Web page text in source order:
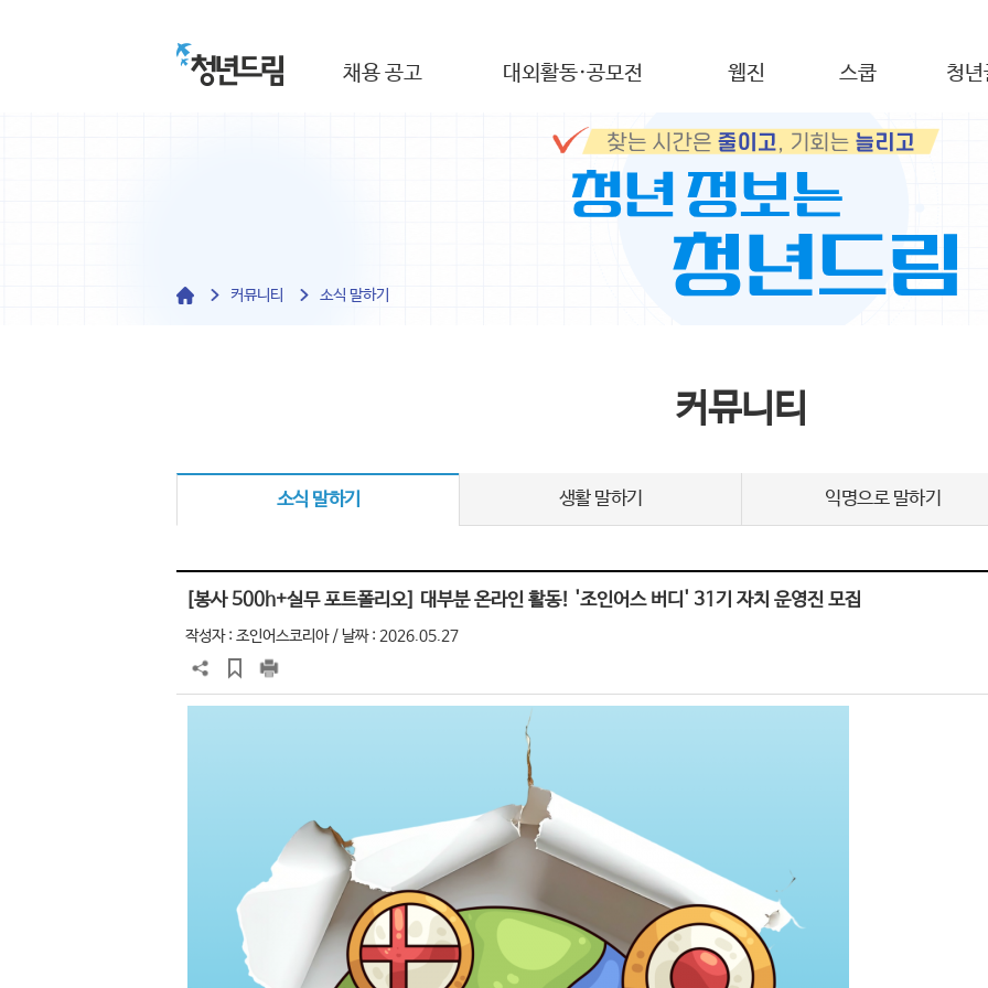
채용 공고 대외활동·공모전 웹진 스쿱 청년
커뮤니티 소식 말하기
커뮤니티
소식 말하기 생활 말하기 익명으로 말하기
[봉사 500h+실무 포트폴리오] 대부분 온라인 활동! '조인어스 버디' 31기 자치 운영진 모집
작성자 : 조인어스코리아/ 날짜 : 2026.05.27